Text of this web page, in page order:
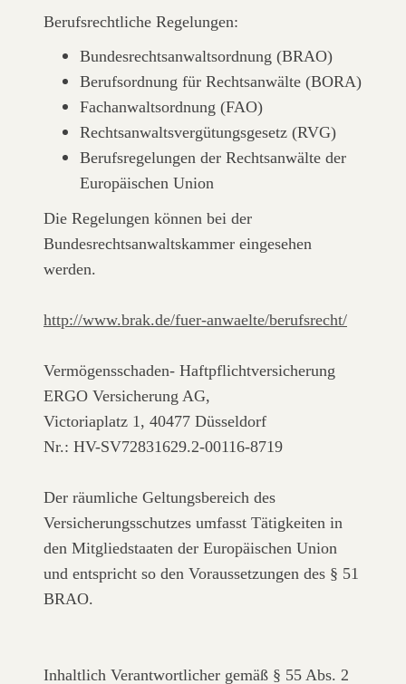
Berufsrechtliche Regelungen:
Bundesrechtsanwaltsordnung (BRAO)
Berufsordnung für Rechtsanwälte (BORA)
Fachanwaltsordnung (FAO)
Rechtsanwaltsvergütungsgesetz (RVG)
Berufsregelungen der Rechtsanwälte der
Europäischen Union
Die Regelungen können bei der
Bundesrechtsanwaltskammer eingesehen
werden.
http://www.brak.de/fuer-anwaelte/berufsrecht/
Vermögensschaden- Haftpflichtversicherung
ERGO Versicherung AG,
Victoriaplatz 1, 40477 Düsseldorf
Nr.: HV-SV72831629.2-00116-8719
Der räumliche Geltungsbereich des
Versicherungsschutzes umfasst Tätigkeiten in
den Mitgliedstaaten der Europäischen Union
und entspricht so den Voraussetzungen des § 51
BRAO.
Inhaltlich Verantwortlicher gemäß § 55 Abs. 2